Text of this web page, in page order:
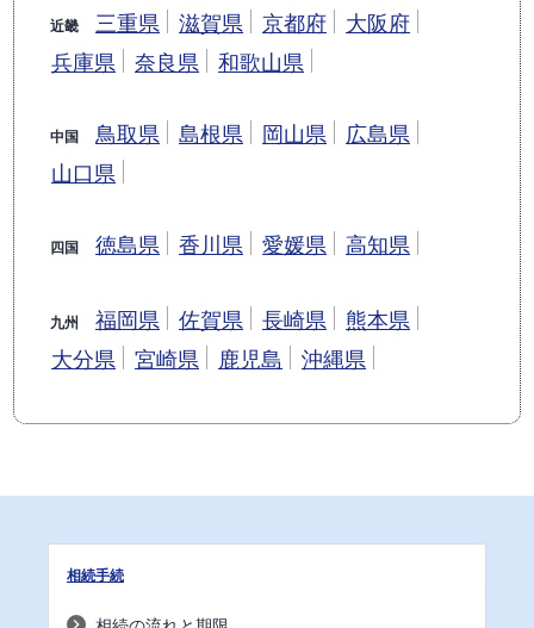
近畿 三重県 滋賀県 京都府
大阪府
兵庫県
奈良県 和歌山県
中国 鳥取県 島根県 岡山県
広島県
山口県
四国 徳島県 香川県 愛媛県 高知県
九州 福岡県 佐賀県 長崎県
熊本県
大分県
宮崎県 鹿児島 沖縄県
相続手続